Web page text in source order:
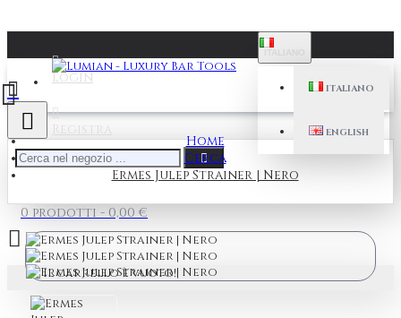
Login
Registra
ITALIANO
ENGLISH
0 prodotti - 0,00 €
Il carrello è vuoto!
Home
Cerca
Ermes Julep Strainer | Nero